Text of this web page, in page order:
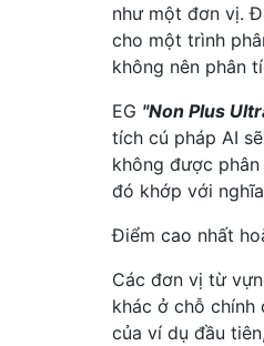
như một đơn vị.
cho một trình
không nên phân
EG "Non Plus
tích cú pháp AI
không được
đó khớp với
Điểm cao nhất
Các đơn vị từ
khác ở chỗ chính
của ví dụ đầu